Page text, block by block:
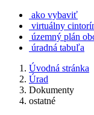
ako vybaviť
virtuálny
územný plán
úradná tabuľa
Úvodná stránka
Úrad
Dokumenty
ostatné